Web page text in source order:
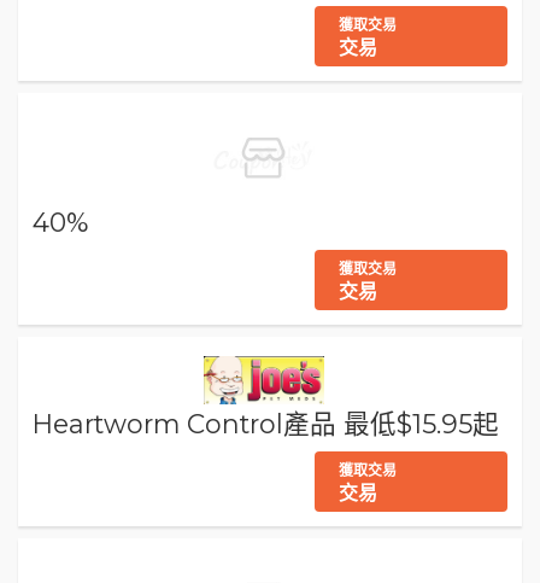
獲取交易
交易
40%
獲取交易
交易
Heartworm Control產品 最低$15.95起
獲取交易
交易